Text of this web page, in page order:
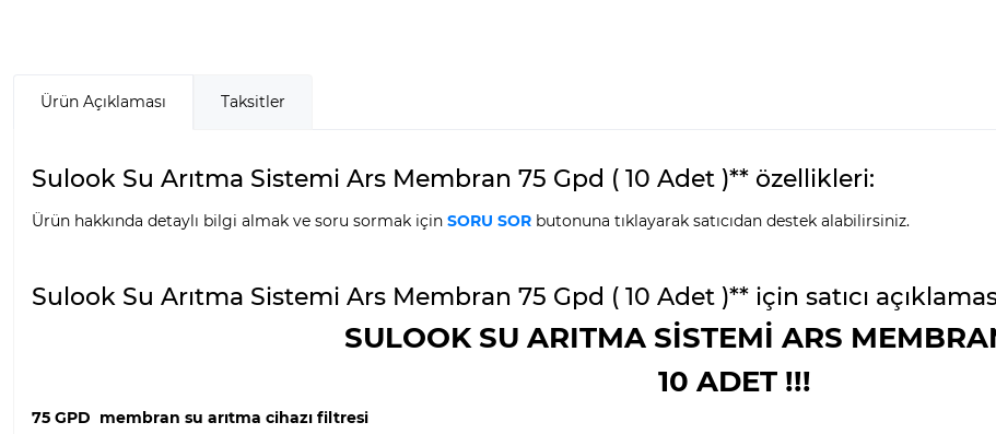
Ürün Açıklaması Taksitler
Sulook Su Arıtma Sistemi Ars Membran 75 Gpd ( 10 Adet )** özellikleri:
Ürün hakkında detaylı bilgi almak ve soru sormak için SORU SOR butonuna tıklayarak satıcıdan destek alabilirsiniz.
Sulook Su Arıtma Sistemi Ars Membran 75 Gpd ( 10 Adet )** için satıcı
SULOOK SU ARITMA SİSTEMİ ARS
10 ADET !!!
75 GPD membran su arıtma cihazı filtresi